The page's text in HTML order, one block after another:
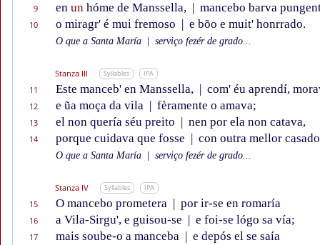
9 en un hóme de Manssella, | mancebo barva
10 o miragr' é mui fremoso | e bõo e muit' honrrado.
O que a Santa María serviço fezér de grado...
Stanza III Syllables IPA
11 Este manceb' en Manssella, | com' éu aprendí,
12 e ũa moça da vila | fèramente o amava;
13 el non quería séu preito | nen por ela non catava,
14 porque cuidava que fosse | con outra mellor
O que a Santa María serviço fezér de grado...
Stanza IV Syllables IPA
15 O mancebo prometera | por ir-se en romaría
16 a Vila-Sirgu', e guisou-se | e foi-se lógo sa vía;
17 mais soube-o a manceba | e depós el se saía